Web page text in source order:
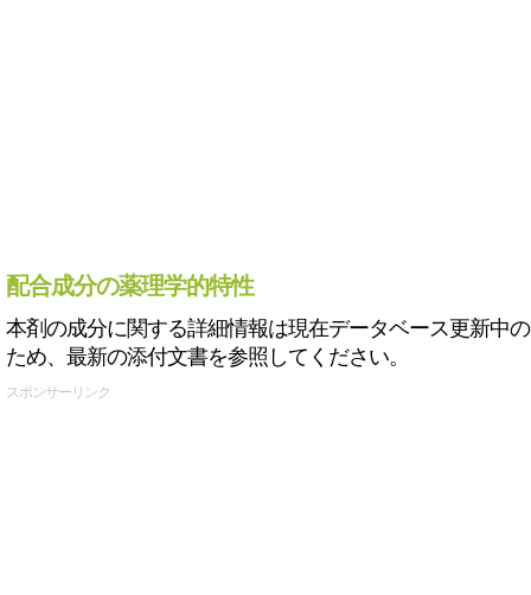
配合成分の薬理学的特性
本剤の成分に関する詳細情報は現在データベース更新中の
ため、最新の添付文書を参照してください。
スポンサーリンク